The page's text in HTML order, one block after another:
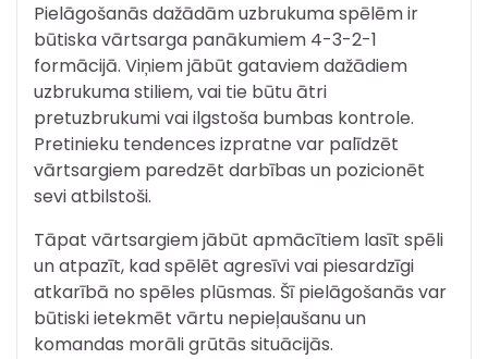
Pielāgošanās dažādām uzbrukuma spēlēm ir
būtiska vārtsarga panākumiem 4-3-2-1
formācijā. Viņiem jābūt gataviem dažādiem
uzbrukuma stiliem, vai tie būtu ātri
pretuzbrukumi vai ilgstoša bumbas kontrole.
Pretinieku tendences izpratne var palīdzēt
vārtsargiem paredzēt darbības un pozicionēt
sevi atbilstoši.
Tāpat vārtsargiem jābūt apmācītiem lasīt spēli
un atpazīt, kad spēlēt agresīvi vai piesardzīgi
atkarībā no spēles plūsmas. Šī pielāgošanās var
būtiski ietekmēt vārtu nepieļaušanu un
komandas morāli grūtās situācijās.